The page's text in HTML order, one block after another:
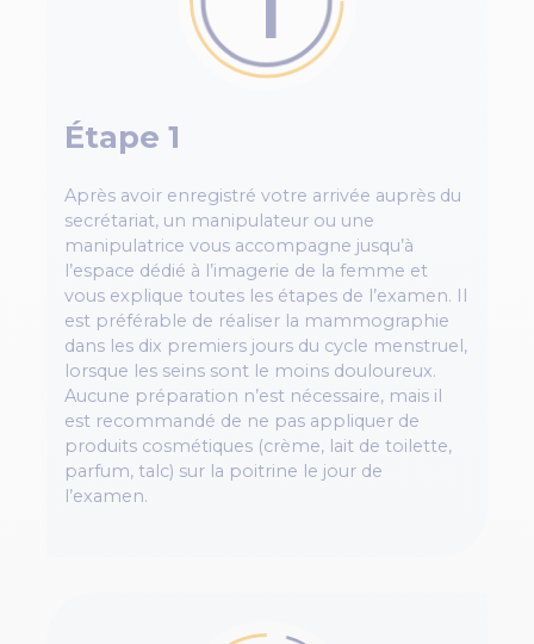
Étape 1
Après avoir enregistré votre arrivée auprès du
secrétariat, un manipulateur ou une
manipulatrice vous accompagne jusqu’à
l’espace dédié à l’imagerie de la femme et
vous explique toutes les étapes de l’examen. Il
est préférable de réaliser la mammographie
dans les dix premiers jours du cycle menstruel,
lorsque les seins sont le moins douloureux.
Aucune préparation n’est nécessaire, mais il
est recommandé de ne pas appliquer de
produits cosmétiques (crème, lait de toilette,
parfum, talc) sur la poitrine le jour de
l’examen.